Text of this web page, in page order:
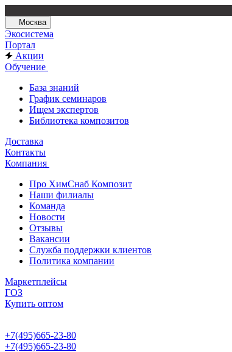
Москва
Экосистема
Портал
Акции
Обучение
База знаний
График семинаров
Ищем экспертов
Библиотека композитов
Доставка
Контакты
Компания
Про ХимСнаб Композит
Наши филиалы
Команда
Новости
Отзывы
Вакансии
Служба поддержки клиентов
Политика компании
Маркетплейсы
ГОЗ
Купить оптом
+7(495)665-23-80
+7(495)665-23-80